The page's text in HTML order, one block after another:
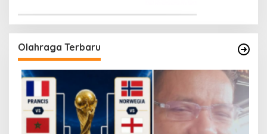
Olahraga Terbaru